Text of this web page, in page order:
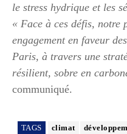
le stress hydrique et les
« Face à ces défis, notre
engagement en faveur
Paris, à travers une
résilient, sobre en
communiqué.
TAGS climat